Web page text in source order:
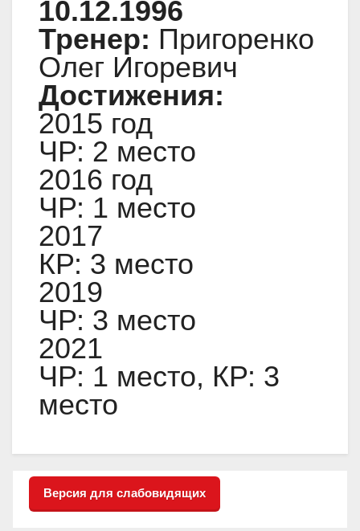
10.12.1996
Тренер: Пригоренко
Олег Игоревич
Достижения:
2015 год
ЧР: 2 место
2016 год
ЧР: 1 место
2017
КР: 3 место
2019
ЧР: 3 место
2021
ЧР: 1 место, КР: 3
место
Версия для слабовидящих